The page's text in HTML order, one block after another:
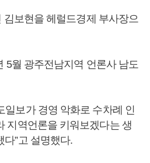
김보현을 헤럴드경제 부사장으
5월 광주전남지역 언론사 남도
일보가 경영 악화로 수차례 인
지역언론을 키워보겠다는 생
”고 설명했다.